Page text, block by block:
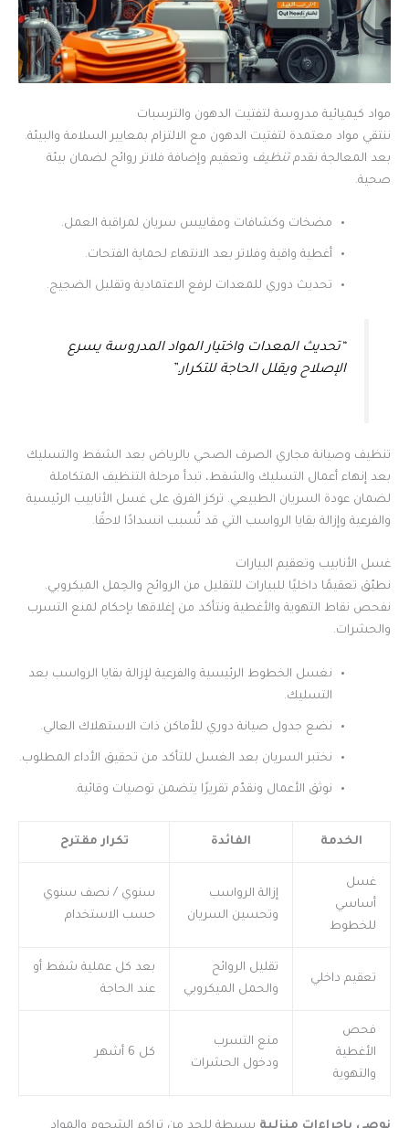
مواد كيميائية مدروسة لتفتيت الدهون والترسبات
ننتقي مواد معتمدة لتفتيت الدهون مع الالتزام بمعايير السلامة والبيئة.
بعد المعالجة نقدمتنظيف وتعقيم وإضافة فلاتر روائح لضمان بيئة
صحية.
مضخات وكشافات ومقاييس سريان لمراقبة العمل.
أغطية واقية وفلاتر بعد الانتهاء لحماية الفتحات.
تحديث دوري للمعدات لرفع الاعتمادية وتقليل الضجيج.
“تحديث المعدات واختيار المواد المدروسة يسرع
الإصلاح ويقلل الحاجة للتكرار.”
تنظيف وصيانة مجاري الصرف الصحي بالرياض بعد الشفط والتسليك
بعد إنهاء أعمال التسليك والشفط، تبدأ مرحلة التنظيف المتكاملة
لضمان عودة السريان الطبيعي. تركز الفرق على غسل الأنابيب الرئيسية
والفرعية وإزالة بقايا الرواسب التي قد تُسبب انسدادًا لاحقًا.
غسل الأنابيب وتعقيم البيارات
نطبّق تعقيمًا داخليًا للبيارات للتقليل من الروائح والحِمل الميكروبي.
نفحص نقاط التهوية والأغطية ونتأكد من إغلاقها بإحكام لمنع التسرب
والحشرات.
نغسل الخطوط الرئيسية والفرعية لإزالة بقايا الرواسب بعد
التسليك.
نضع جدول صيانة دوري للأماكن ذات الاستهلاك العالي.
نختبر السريان بعد الغسل للتأكد من تحقيق الأداء المطلوب.
نوثق الأعمال ونقدّم تقريرًا يتضمن توصيات وقائية.
الخدمة الفائدة تكرار مقترح
غسل
أساسي
للخطوط
إزالة الرواسب
وتحسين السريان
سنوي / نصف سنوي
حسب الاستخدام
تعقيم داخلي
تقليل الروائح
والحمل الميكروبي
بعد كل عملية شفط أو
عند الحاجة
فحص
الأغطية
والتهوية
منع التسرب
ودخول الحشرات
كل 6 أشهر